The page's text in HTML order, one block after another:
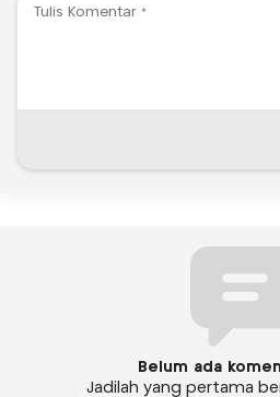
Belum ada
Jadilah yang pertama